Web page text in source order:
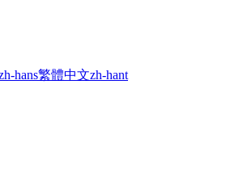
hans繁體中文zh-hant